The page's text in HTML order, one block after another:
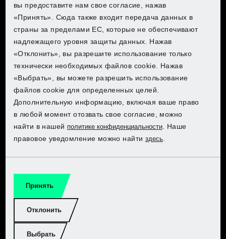
Откройте для себя PARKSIDE в
Lidl
Купить здесь
Lidl Belgium (FR)
Lidl Belgium (NL)
Lidl Czech
Lidl France
Lidl Germany
Lidl Italy
Lidl Netherlands
Lidl Poland
Lidl Slovakia
Lidl Belgium (FR)
Lidl Czech
Lidl France
Lidl Germany
Lidl Netherlands
Lidl Poland
Lidl Slovakia
Lidl Belgium (FR)
Lidl Czech
Lidl France
Lidl Germany
Lidl Netherlands
Lidl Poland
Lidl Slovakia
Lidl Belgium (FR)
Lidl Czech
Lidl France
Lidl Germany
Lidl Netherlands
Lidl Poland
Lidl Slovakia
Приобретите нужные продукты
PARKSIDE в Kaufland
Выберите свою страну для перехода в интернет-
магазин:
Сад
Аккумуляторная технология
PERFORMANCE
вы предоставите нам свое согласие, нажав
«Принять». Сюда также входит передача данных в
страны за пределами ЕС, которые не обеспечивают
надлежащего уровня защиты данных. Нажав
«Отклонить», вы разрешите использование только
технически необходимых файлов cookie. Нажав
«Выбрать», вы можете разрешить использование
файлов cookie для определенных целей.
Дополнительную информацию, включая ваше право
в любой момент отозвать свое согласие, можно
найти в нашей политике конфиденциальности. Наше
правовое уведомление можно найти здесь.
Отклонить
Принять
Выбрать